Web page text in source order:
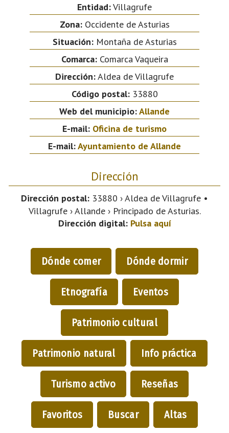
Entidad:Villagrufe
Zona:Occidente de Asturias
Situación:Montaña de Asturias
Comarca:Comarca Vaqueira
Dirección:Aldea de Villagrufe
Código postal:33880
Web del municipio:Allande
E-mail: Oficina de turismo
E-mail:Ayuntamiento de Allande
Dirección
Dirección postal: 33880 › Aldea de Villagrufe •
Villagrufe › Allande › Principado de Asturias.
Dirección digital: Pulsa aquí
Dónde comer Dónde dormir
Etnografía Eventos
Patrimonio cultural
Patrimonio natural Info práctica
Turismo activo Reseñas
Favoritos Buscar Altas